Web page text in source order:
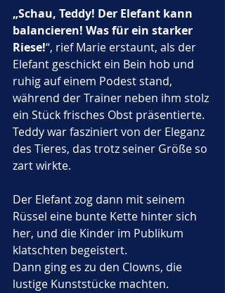
„Schau, Teddy! Der Elefant kann
balancieren! Was für ein starker
Riese!“, rief Marie erstaunt, als der
Elefant geschickt ein Bein hob und
ruhig auf einem Podest stand,
während der Trainer neben ihm stolz
ein Stück frisches Obst präsentierte.
Teddy war fasziniert von der Eleganz
des Tieres, das trotz seiner Größe so
zart wirkte.
Der Elefant zog dann mit seinem
Rüssel eine bunte Kette hinter sich
her, und die Kinder im Publikum
klatschten begeistert.
Dann ging es zu den Clowns, die
lustige Kunststücke machten.